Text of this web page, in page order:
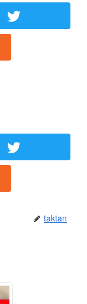
taktan